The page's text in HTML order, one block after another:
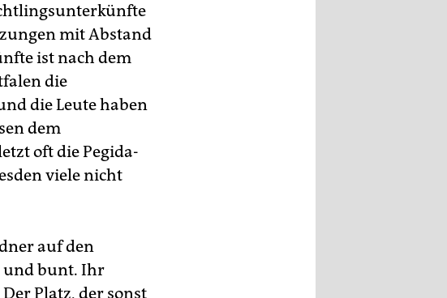
mit Abstand
ist nach dem
die
die Leute haben
dem
oft die Pegida-
viele nicht
auf den
und bunt. Ihr
Platz, der sonst